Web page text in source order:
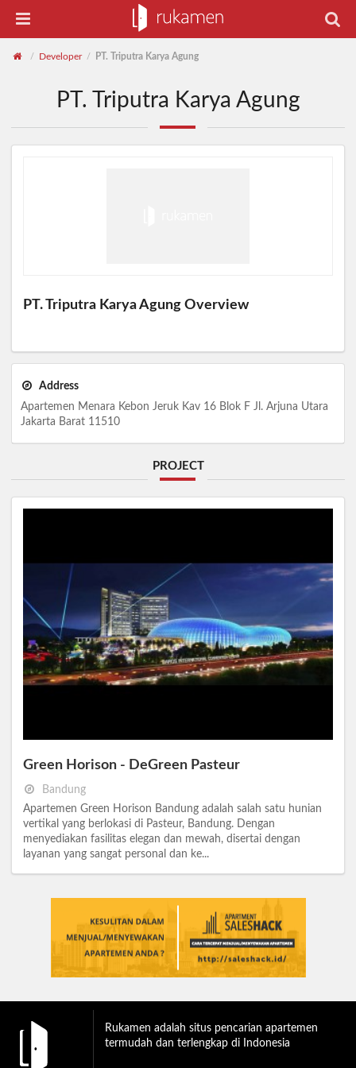
/ Developer / PT. Triputra Karya Agung
PT. Triputra Karya Agung
PT. Triputra Karya Agung Overview
Address
Apartemen Menara Kebon Jeruk Kav 16 Blok F Jl. Arjuna Utara
Jakarta Barat 11510
PROJECT
Green Horison - DeGreen Pasteur
Bandung
Apartemen Green Horison Bandung adalah salah satu hunian
vertikal yang berlokasi di Pasteur, Bandung. Dengan
menyediakan fasilitas elegan dan mewah, disertai dengan
layanan yang sangat personal dan ke...
Rukamen adalah situs pencarian apartemen
termudah dan terlengkap di Indonesia